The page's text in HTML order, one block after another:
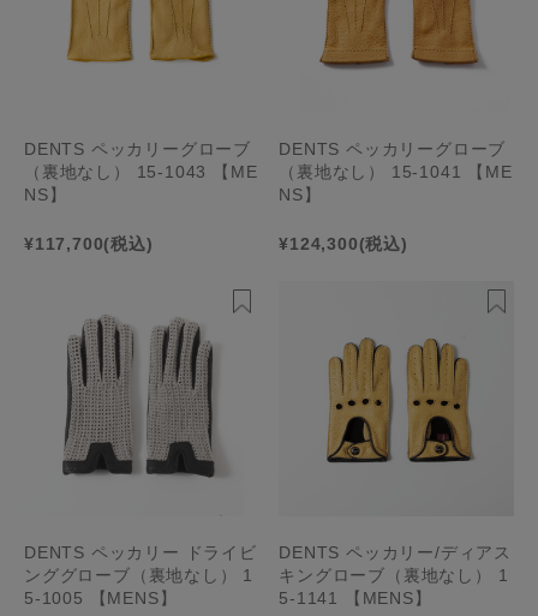
DENTS ペッカリーグローブ
（裏地なし） 15-1043 【ME
NS】
¥117,700(税込)
DENTS ペッカリーグローブ
（裏地なし） 15-1041 【ME
NS】
¥124,300(税込)
DENTS ペッカリー ドライビ
ンググローブ（裏地なし） 1
5-1005 【MENS】
DENTS ペッカリー/ディアス
キングローブ（裏地なし） 1
5-1141 【MENS】